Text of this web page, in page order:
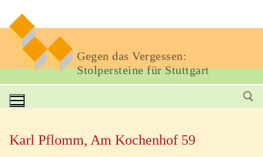
Gegen das Vergessen:
Stolpersteine für Stuttgart
Karl Pflomm, Am Kochenhof 59